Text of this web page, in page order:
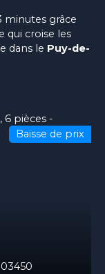
minutes grâce
qui croise les
dans le Puy-de-
Baisse de prix